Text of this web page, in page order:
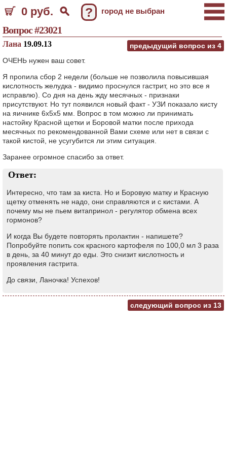
0 руб. ? город не выбран
Вопрос #23021
предыдущий вопрос из 4
Лана 19.09.13
ОЧЕНЬ нужен ваш совет.
Я пропила сбор 2 недели (больше не позволила повысившая
кислотность желудка - видимо проснулся гастрит, но это все я
исправлю). Со дня на день жду месячных - признаки
присутствуют. Но тут появился новый факт - УЗИ показало кисту
на яичнике 6х5х5 мм. Вопрос в том можно ли принимать
настойку Красной щетки и Боровой матки после прихода
месячных по рекомендованной Вами схеме или нет в связи с
такой кистой, не усугубится ли этим ситуация.
Заранее огромное спасибо за ответ.
Ответ:
Интересно, что там за киста. Но и Боровую матку и Красную
щетку отменять не надо, они справляются и с кистами. А
почему мы не пьем витапринол - регулятор обмена всех
гормонов?
И когда Вы будете повторять пролактин - напишете?
Попробуйте попить сок красного картофеля по 100,0 мл 3 раза
в день, за 40 минут до еды. Это снизит кислотность и
проявления гастрита.
До связи, Ланочка! Успехов!
следующий вопрос из 13